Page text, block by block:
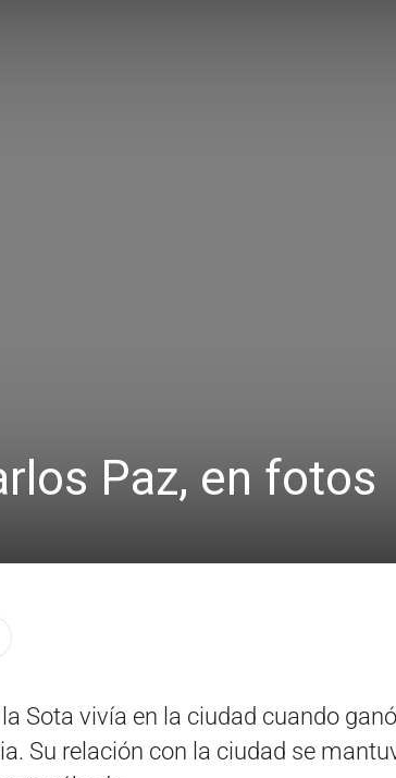
Paz, en fotos
Sota vivía en la ciudad cuando ganó
Su relación con la ciudad se